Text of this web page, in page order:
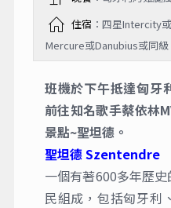
住宿 ：四星Intercity
Mercure或Danubius或同級
班機於下午抵達匈牙
前往知名歌手蔡依林
景點~聖坦德。
聖坦德 Szentendre
一個有著600多年歷
民組成，包括匈牙利